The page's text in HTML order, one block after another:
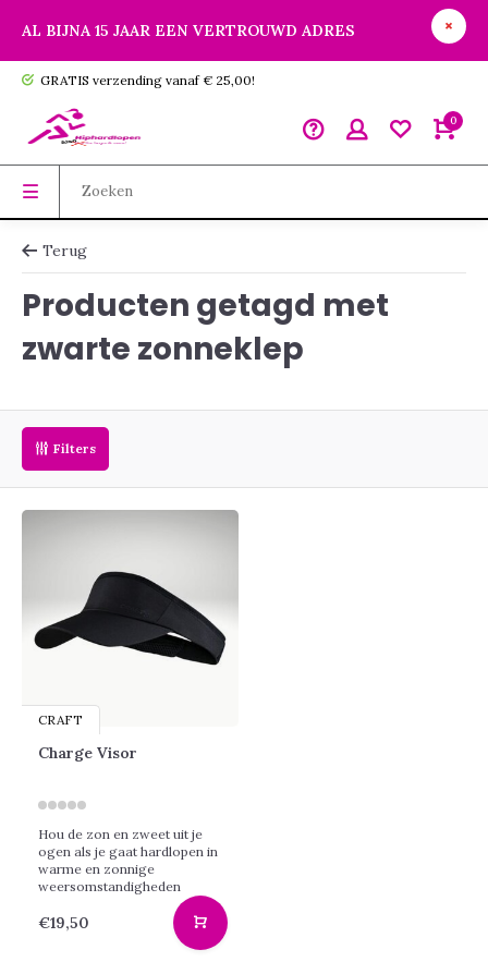
AL BIJNA 15 JAAR EEN VERTROUWD ADRES
GRATIS verzending vanaf € 25,00!
0
Terug
Producten getagd met
zwarte zonneklep
Filters
CRAFT
Charge Visor
Hou de zon en zweet uit je
ogen als je gaat hardlopen in
warme en zonnige
weersomstandigheden
€19,50